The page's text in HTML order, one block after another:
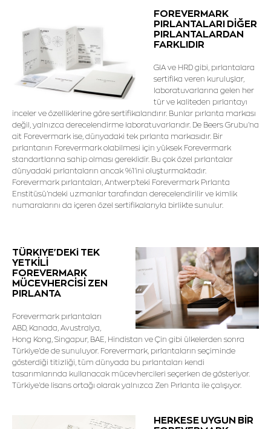
FOREVERMARK
PIRLANTALARI DİĞER
PIRLANTALARDAN
FARKLIDIR
GIA ve HRD gibi, pırlantalara
sertifika veren kuruluşlar,
laboratuvarlarına gelen her
tür ve kaliteden pırlantayı
inceler ve özelliklerine göre sertifikalandırır. Bunlar pırlanta markası
değil, yalnızca derecelendirme laboratuvarlarıdır. De Beers Grubu'na
ait Forevermark ise, dünyadaki tek pırlanta markasıdır. Bir
pırlantanın Forevermark olabilmesi için yüksek Forevermark
standartlarına sahip olması gereklidir. Bu çok özel pırlantalar
dünyadaki pırlantaların ancak %1'ini oluşturmaktadır.
Forevermark pırlantaları, Antwerp'teki Forevermark Pırlanta
Enstitüsü'ndeki uzmanlar tarafından derecelendirilir ve kimlik
numaralarını da içeren özel sertifikalarıyla birlikte sunulur.
TÜRKIYE'DEKi TEK
YETKİLİ
FOREVERMARK
MÜCEVHERCİSİ ZEN
PIRLANTA
Forevermark pırlantaları
ABD, Kanada, Avustralya,
Hong Kong, Singapur, BAE, Hindistan ve Çin gibi ülkelerden sonra
Türkiye'de de sunuluyor. Forevermark, pırlantaların seçiminde
gösterdiği titizliği, tüm dünyada bu pırlantaları kendi
tasarımlarında kullanacak mücevhercileri seçerken de gösteriyor.
Türkiye'de lisans ortağı olarak yalnızca Zen Pırlanta ile çalışıyor.
HERKESE UYGUN BİR